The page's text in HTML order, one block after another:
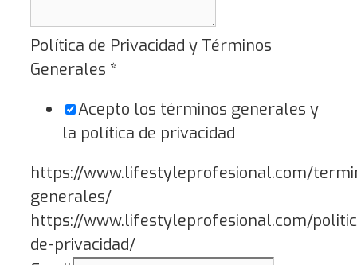
Política de Privacidad y Términos
Generales *
Acepto los términos generales y
la política de privacidad
https://www.lifestyleprofesional.com/
generales/
https://www.lifestyleprofesional.com/
de-privacidad/